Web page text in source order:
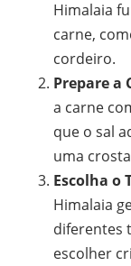
Himalaia
carne,
cordeiro.
Prepare a
a carne
que o sal
uma
Escolha o
Himalaia
diferentes
escolher